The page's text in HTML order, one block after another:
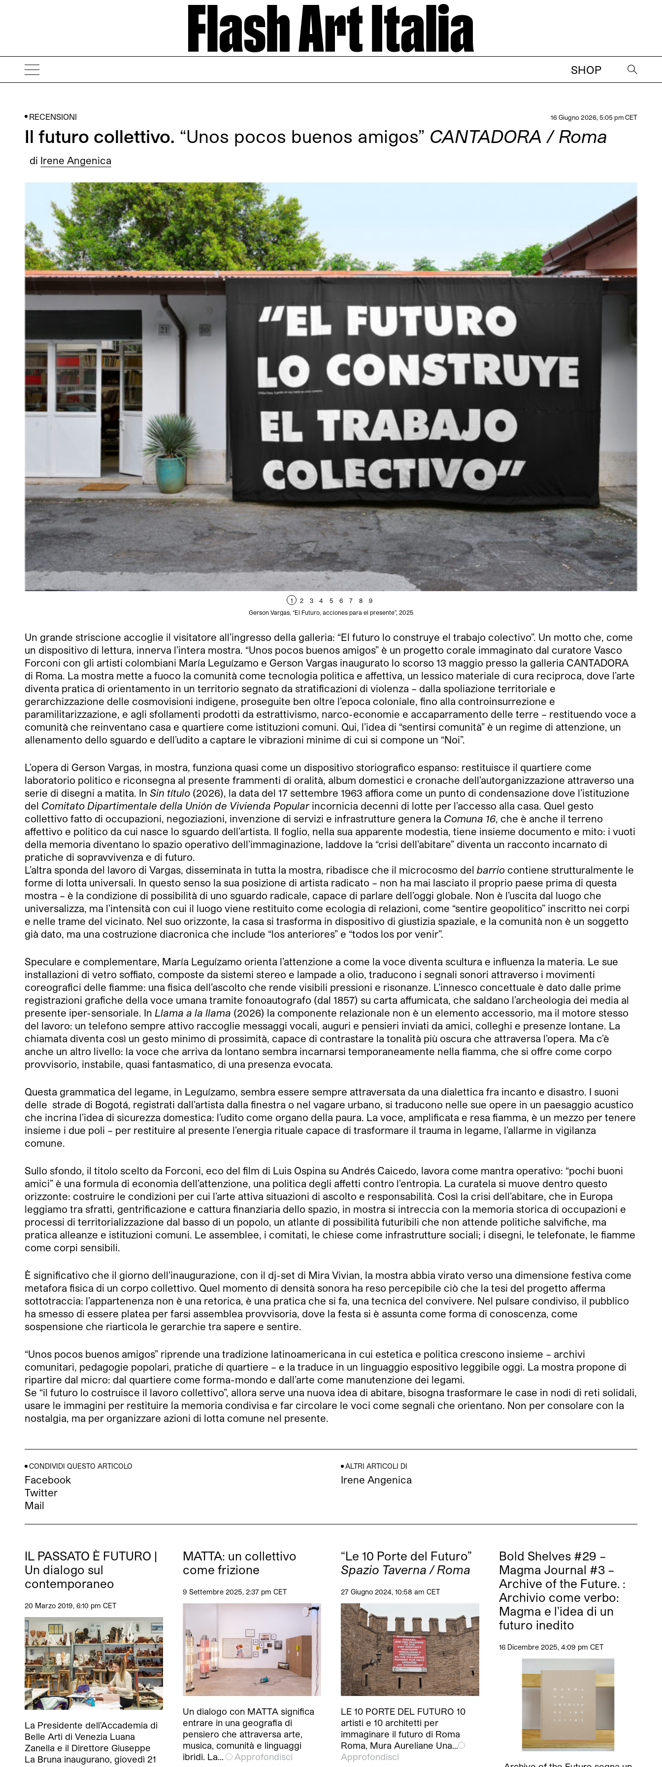
SHOP
→
RECENSIONI 16 Giugno 2026, 5:05 pm CET
Il futuro collettivo. “Unos pocos buenos amigos” CANTADORA / Roma
di Irene Angenica
1 2 3 4 5 6 7 8
9
Gerson Vargas, “El Futuro, acciones para el presente”, 2025
Un grande striscione accoglie il visitatore all’ingresso della galleria: “El futuro lo construye el trabajo colectivo”. Un motto che, come
un dispositivo di lettura, innerva l’intera mostra. “Unos pocos buenos amigos” è un progetto corale immaginato dal curatore Vasco
Forconi con gli artisti colombiani María Leguízamo e Gerson Vargas inaugurato lo scorso 13 maggio presso la galleria CANTADORA
di Roma. La mostra mette a fuoco la comunità come tecnologia politica e affettiva, un lessico materiale di cura reciproca, dove l’arte
diventa pratica di orientamento in un territorio segnato da stratificazioni di violenza – dalla spoliazione territoriale e
gerarchizzazione delle cosmovisioni indigene, proseguite ben oltre l’epoca coloniale, fino alla controinsurrezione e
paramilitarizzazione, e agli sfollamenti prodotti da estrattivismo, narco-economie e accaparramento delle terre – restituendo voce a
comunità che reinventano casa e quartiere come istituzioni comuni. Qui, l’idea di “sentirsi comunità” è un regime di attenzione, un
allenamento dello sguardo e dell’udito a captare le vibrazioni minime di cui si compone un “Noi”.
L’opera di Gerson Vargas, in mostra, funziona quasi come un dispositivo storiografico espanso: restituisce il quartiere come
laboratorio politico e riconsegna al presente frammenti di oralità, album domestici e cronache dell’autorganizzazione attraverso una
serie di disegni a matita. In Sin título (2026), la data del 17 settembre 1963 affiora come un punto di condensazione dove l’istituzione
del Comitato Dipartimentale della Unión de Vivienda Popularincornicia decenni di lotte per l’accesso alla casa. Quel gesto
collettivo fatto di occupazioni, negoziazioni, invenzione di servizi e infrastrutture genera la Comuna 16, che è anche il terreno
affettivo e politico da cui nasce lo sguardo dell’artista. Il foglio, nella sua apparente modestia, tiene insieme documento e mito: i vuoti
della memoria diventano lo spazio operativo dell’immaginazione, laddove la “crisi dell’abitare” diventa un racconto incarnato di
pratiche di sopravvivenza e di futuro.
L’altra sponda del lavoro di Vargas, disseminata in tutta la mostra, ribadisce che il microcosmo del barrio contiene strutturalmente le
forme di lotta universali. In questo senso la sua posizione di artista radicato – non ha mai lasciato il proprio paese prima di questa
mostra – è la condizione di possibilità di uno sguardo radicale, capace di parlare dell’oggi globale. Non è l’uscita dal luogo che
universalizza, ma l’intensità con cui il luogo viene restituito come ecologia di relazioni, come “sentire geopolitico” inscritto nei corpi
e nelle trame del vicinato. Nel suo orizzonte, la casa si trasforma in dispositivo di giustizia spaziale, e la comunità non è un soggetto
già dato, ma una costruzione diacronica che include “los anteriores” e “todos los por venir”.
Speculare e complementare, María Leguízamo orienta l’attenzione a come la voce diventa scultura e influenza la materia. Le sue
installazioni di vetro soffiato, composte da sistemi stereo e lampade a olio, traducono i segnali sonori attraverso i movimenti
coreografici delle fiamme: una fisica dell’ascolto che rende visibili pressioni e risonanze. L’innesco concettuale è dato dalle prime
registrazioni grafiche della voce umana tramite fonoautografo (dal 1857) su carta affumicata, che saldano l’archeologia dei media al
presente iper-sensoriale. In Llama a la llama (2026) la componente relazionale non è un elemento accessorio, ma il motore stesso
del lavoro: un telefono sempre attivo raccoglie messaggi vocali, auguri e pensieri inviati da amici, colleghi e presenze lontane. La
chiamata diventa così un gesto minimo di prossimità, capace di contrastare la tonalità più oscura che attraversa l’opera. Ma c’è
anche un altro livello: la voce che arriva da lontano sembra incarnarsi temporaneamente nella fiamma, che si offre come corpo
provvisorio, instabile, quasi fantasmatico, di una presenza evocata.
Questa grammatica del legame, in Leguízamo, sembra essere sempre attraversata da una dialettica fra incanto e disastro. I suoni
delle strade di Bogotá, registrati dall’artista dalla finestra o nel vagare urbano, si traducono nelle sue opere in un paesaggio acustico
che incrina l’idea di sicurezza domestica: l’udito come organo della paura. La voce, amplificata e resa fiamma, è un mezzo per tenere
insieme i due poli – per restituire al presente l’energia rituale capace di trasformare il trauma in legame, l’allarme in vigilanza
comune.
Sullo sfondo, il titolo scelto da Forconi, eco del film di Luis Ospina su Andrés Caicedo, lavora come mantra operativo: “pochi buoni
amici” è una formula di economia dell’attenzione, una politica degli affetti contro l’entropia. La curatela si muove dentro questo
orizzonte: costruire le condizioni per cui l’arte attiva situazioni di ascolto e responsabilità. Così la crisi dell’abitare, che in Europa
leggiamo tra sfratti, gentrificazione e cattura finanziaria dello spazio, in mostra si intreccia con la memoria storica di occupazioni e
processi di territorializzazione dal basso di un popolo, un atlante di possibilità futuribili che non attende politiche salvifiche, ma
pratica alleanze e istituzioni comuni. Le assemblee, i comitati, le chiese come infrastrutture sociali; i disegni, le telefonate, le fiamme
come corpi sensibili.
È significativo che il giorno dell’inaugurazione, con il dj-set di Mira Vivian, la mostra abbia virato verso una dimensione festiva come
metafora fisica di un corpo collettivo. Quel momento di densità sonora ha reso percepibile ciò che la tesi del progetto afferma
sottotraccia: l’appartenenza non è una retorica, è una pratica che si fa, una tecnica del convivere. Nel pulsare condiviso, il pubblico
ha smesso di essere platea per farsi assemblea provvisoria, dove la festa si è assunta come forma di conoscenza, come
sospensione che riarticola le gerarchie tra sapere e sentire.
“Unos pocos buenos amigos” riprende una tradizione latinoamericana in cui estetica e politica crescono insieme – archivi
comunitari, pedagogie popolari, pratiche di quartiere – e la traduce in un linguaggio espositivo leggibile oggi. La mostra propone di
ripartire dal micro: dal quartiere come forma-mondo e dall’arte come manutenzione dei legami.
Se “il futuro lo costruisce il lavoro collettivo”, allora serve una nuova idea di abitare, bisogna trasformare le case in nodi di reti solidali,
usare le immagini per restituire la memoria condivisa e far circolare le voci come segnali che orientano. Non per consolare con la
nostalgia, ma per organizzare azioni di lotta comune nel presente.
CONDIVIDI QUESTO ARTICOLO
Facebook
Twitter
Mail
ALTRI ARTICOLI DI
Irene Angenica
IL PASSATO È FUTURO |
Un dialogo sul
contemporaneo
20 Marzo 2019, 6:10 pm CET
La Presidente dell’Accademia di
Belle Arti di Venezia Luana
Zanella e il Direttore Giuseppe
La Bruna inaugurano, giovedì 21
MATTA: un collettivo
come frizione
9 Settembre 2025, 2:37 pm CET
Un dialogo con MATTA significa
entrare in una geografia di
pensiero che attraversa arte,
musica, comunità e linguaggi
ibridi. La…
Approfondisci
“Le 10 Porte del Futuro”
Spazio Taverna / Roma
27 Giugno 2024, 10:58 am CET
LE 10 PORTE DEL FUTURO 10
artisti e 10 architetti per
immaginare il futuro di Roma
Roma, Mura Aureliane Una…
Approfondisci
Bold Shelves #29 –
Magma Journal #3 –
Archive of the Future. :
Archivio come verbo:
Magma e l’idea di un
futuro inedito
16 Dicembre 2025, 4:09 pm CET